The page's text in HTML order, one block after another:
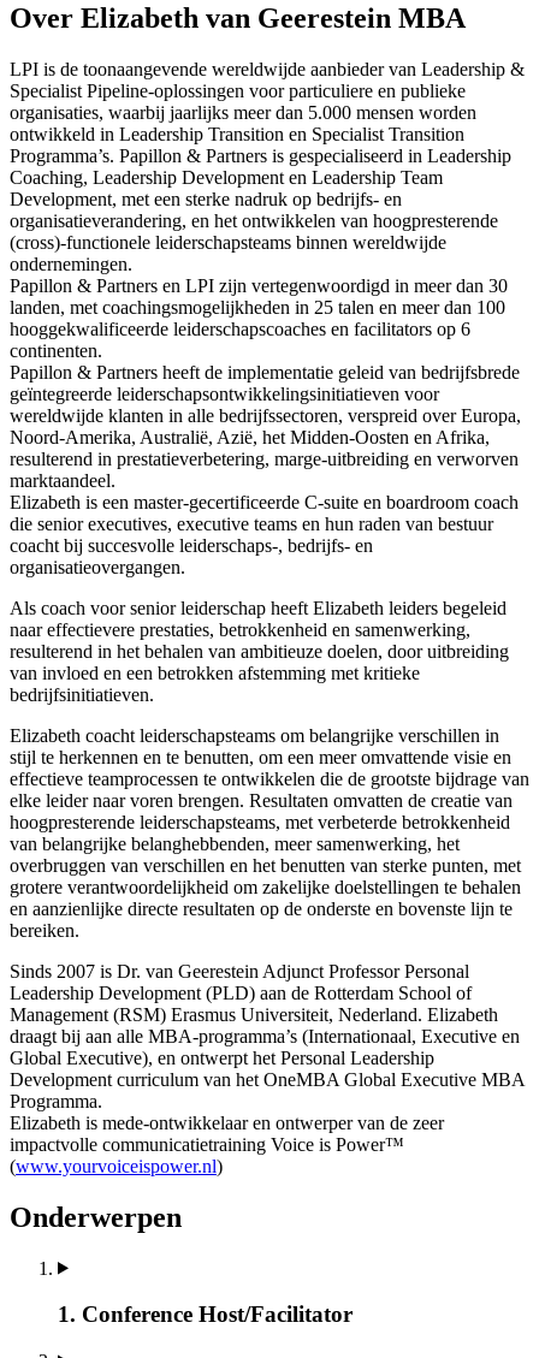
Over Elizabeth van Geerestein MBA
LPI is de toonaangevende wereldwijde aanbieder van Leadership &
Specialist Pipeline-oplossingen voor particuliere en publieke
organisaties, waarbij jaarlijks meer dan 5.000 mensen worden
ontwikkeld in Leadership Transition en Specialist Transition
Programma’s. Papillon & Partners is gespecialiseerd in Leadership
Coaching, Leadership Development en Leadership Team
Development, met een sterke nadruk op bedrijfs- en
organisatieverandering, en het ontwikkelen van hoogpresterende
(cross)-functionele leiderschapsteams binnen wereldwijde
ondernemingen.
Papillon & Partners en LPI zijn vertegenwoordigd in meer dan 30
landen, met coachingsmogelijkheden in 25 talen en meer dan 100
hooggekwalificeerde leiderschapscoaches en facilitators op 6
continenten.
Papillon & Partners heeft de implementatie geleid van bedrijfsbrede
geïntegreerde leiderschapsontwikkelingsinitiatieven voor
wereldwijde klanten in alle bedrijfssectoren, verspreid over Europa,
Noord-Amerika, Australië, Azië, het Midden-Oosten en Afrika,
resulterend in prestatieverbetering, marge-uitbreiding en verworven
marktaandeel.
Elizabeth is een master-gecertificeerde C-suite en boardroom coach
die senior executives, executive teams en hun raden van bestuur
coacht bij succesvolle leiderschaps-, bedrijfs- en
organisatieovergangen.
Als coach voor senior leiderschap heeft Elizabeth leiders begeleid
naar effectievere prestaties, betrokkenheid en samenwerking,
resulterend in het behalen van ambitieuze doelen, door uitbreiding
van invloed en een betrokken afstemming met kritieke
bedrijfsinitiatieven.
Elizabeth coacht leiderschapsteams om belangrijke verschillen in
stijl te herkennen en te benutten, om een meer omvattende visie en
effectieve teamprocessen te ontwikkelen die de grootste bijdrage van
elke leider naar voren brengen. Resultaten omvatten de creatie van
hoogpresterende leiderschapsteams, met verbeterde betrokkenheid
van belangrijke belanghebbenden, meer samenwerking, het
overbruggen van verschillen en het benutten van sterke punten, met
grotere verantwoordelijkheid om zakelijke doelstellingen te behalen
en aanzienlijke directe resultaten op de onderste en bovenste lijn te
bereiken.
Sinds 2007 is Dr. van Geerestein Adjunct Professor Personal
Leadership Development (PLD) aan de Rotterdam School of
Management (RSM) Erasmus Universiteit, Nederland. Elizabeth
draagt bij aan alle MBA-programma’s (Internationaal, Executive en
Global Executive), en ontwerpt het Personal Leadership
Development curriculum van het OneMBA Global Executive MBA
Programma.
Elizabeth is mede-ontwikkelaar en ontwerper van de zeer
impactvolle communicatietraining Voice is Power™
(www.yourvoiceispower.nl)
Onderwerpen
1. Conference Host/Facilitator